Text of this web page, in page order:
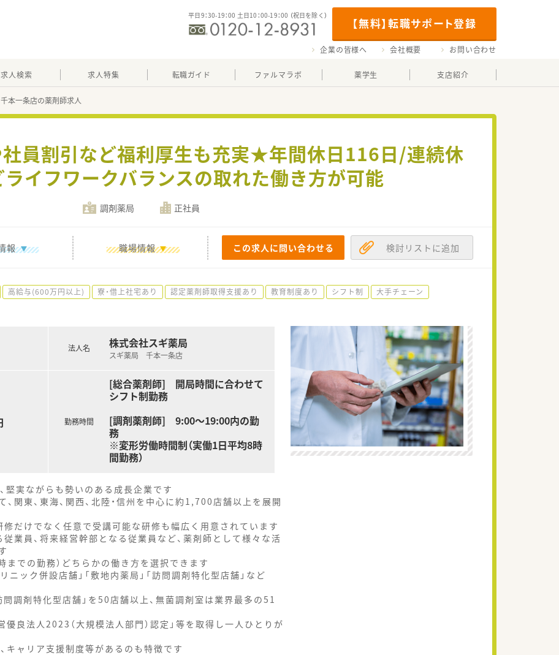
【無料】転職サポート登録
平日9：30-19：00 土日10：00-19：00 （祝日を除く）
企業の皆様へ 会社概要 お問い合わせ
求人検索 求人特集 転職ガイド ファルマラボ 薬学生 支店紹介
本一条店の薬剤師求人
社員割引など福利厚生も充実★年間休日116日/連続休
イフワークバランスの取れた働き方が可能
調剤薬局 正社員
報 職場情報 この求人に問い合わせる 検討リストに追加
高給与(600万円以上) 寮・借上社宅あり 認定薬剤師取得支援あり 教育制度あり シフト制
大手チェーン
法人名 株式会社スギ薬局
スギ薬局 千本一条店
勤務時間
[総合薬剤師] 開局時間に合わせて
シフト制勤務
[調剤薬剤師] 9:00～19:00内の勤
務
※変形労働時間制（実働1日平均8時
間勤務）
実ながらも勢いのある成長企業です
関東、東海、関西、北陸・信州を中心に約1,700店舗以上を展開
だけでなく任意で受講可能な研修も幅広く用意されています
業員、将来経営幹部となる従業員など、薬剤師として様々な活
までの勤務）どちらかの働き方を選択できます
ック併設店舗」「敷地内薬局」「訪問調剤特化型店舗」など
調剤特化型店舗」を50店舗以上、無菌調剤室は業界最多の51
優良法人2023（大規模法人部門）認定」等を取得し一人ひとりが
キャリア支援制度等があるのも特徴です